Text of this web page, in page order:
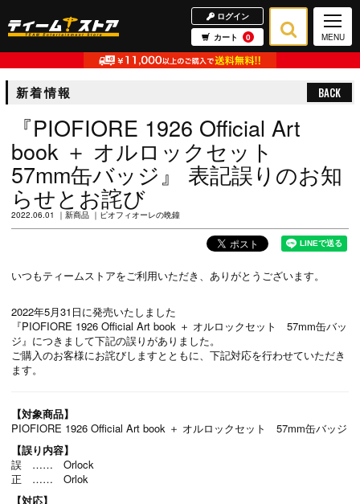
ログイン
カート
0 MENU
新着情報 BACK
『PIOFIORE 1926 Official Art
book ＋ オルロックセット
57mm缶バッジ』 表記誤りのお知
らせとお詫び
2022.06.01 新商品 ピオフィオーレの晩鐘
いつもティームストアをご利用いただき、ありがとうございます。
2022年5月31日に発売いたしました
『PIOFIORE 1926 Official Art book ＋ オルロックセット 57mm缶バッ
ジ』につきまして下記の誤りがありました。
ご購入のお客様にお詫びしますとともに、下記対応を行わせていただき
ます。
【対象商品】
PIOFIORE 1926 Official Art book ＋ オルロックセット 57mm缶バッジ
【誤り内容】
誤 …… Orlock
正 …… Orlok
【対応】